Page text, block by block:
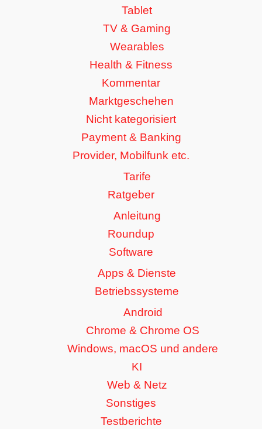
Tablet
TV & Gaming
Wearables
Health & Fitness
Kommentar
Marktgeschehen
Nicht kategorisiert
Payment & Banking
Provider, Mobilfunk etc.
Tarife
Ratgeber
Anleitung
Roundup
Software
Apps & Dienste
Betriebssysteme
Android
Chrome & Chrome OS
Windows, macOS und andere
KI
Web & Netz
Sonstiges
Testberichte